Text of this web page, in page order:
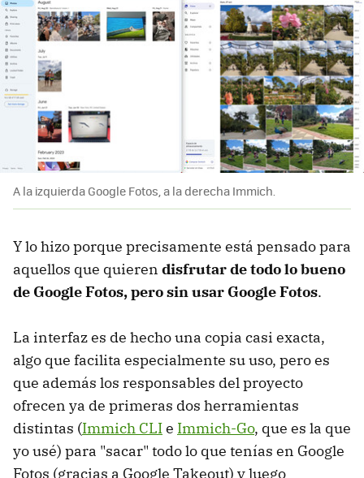
A la izquierda Google Fotos, a la derecha Immich.
Y lo hizo porque precisamente está pensado para
aquellos que quieren disfrutar de todo lo bueno
de Google Fotos, pero sin usar Google Fotos.
La interfaz es de hecho una copia casi exacta,
algo que facilita especialmente su uso, pero es
que además los responsables del proyecto
ofrecen ya de primeras dos herramientas
distintas (Immich CLIe Immich-Go, que es la que
yo usé) para "sacar" todo lo que tenías en Google
Fotos (gracias a Google Takeout) y luego